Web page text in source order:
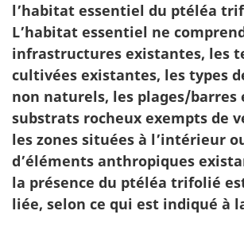
l’habitat essentiel du ptéléa
L’habitat essentiel ne
infrastructures existantes, les
cultivées existantes, les types
non naturels, les plages/barres
substrats rocheux exempts de
les zones situées à l’intérieur
d’éléments anthropiques
la présence du ptéléa trifolié
liée, selon ce qui est indiqué à